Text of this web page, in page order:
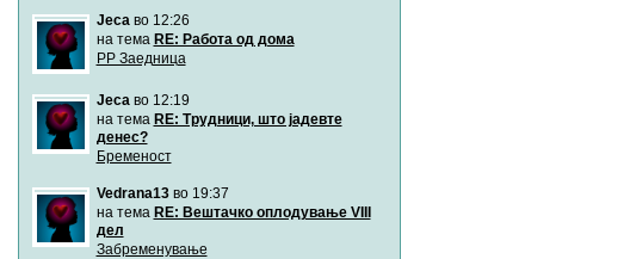
Jecaво 12:26
на тема RE: Работа од дома
РР Заедница
Jecaво 12:19
на тема RE: Трудници, што јадевте
денес?
Бременост
Vedrana13во 19:37
на тема RE: Вештачко оплодување VIII
дел
Забременување